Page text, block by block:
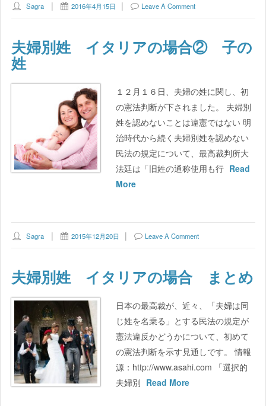
Sagra 2016年4月15日 Leave A Comment
夫婦別姓 イタリアの場合② 子の
姓
１２月１６日、夫婦の姓に関し、初
の憲法判断が下されました。 夫婦別
姓を認めないことは違憲ではない 明
治時代から続く夫婦別姓を認めない
民法の規定について、最高裁判所大
法廷は「旧姓の通称使用も行 Read
More
Sagra 2015年12月20日 Leave A Comment
夫婦別姓 イタリアの場合 まとめ
日本の最高裁が、近々、「夫婦は同
じ姓を名乗る」とする民法の規定が
憲法違反かどうかについて、初めて
の憲法判断を示す見通しです。 情報
源：http://www.asahi.com 「選択的
夫婦別 Read More